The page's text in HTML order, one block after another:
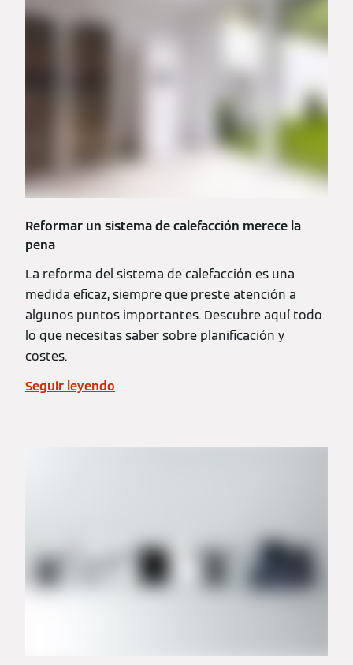
Reformar un sistema de calefacción merece la
pena
La reforma del sistema de calefacción es una
medida eficaz, siempre que preste atención a
algunos puntos importantes. Descubre aquí todo
lo que necesitas saber sobre planificación y
costes.
Seguir leyendo